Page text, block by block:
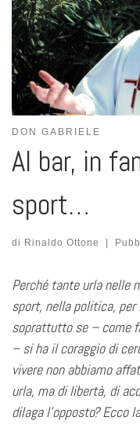
DON GABRIELE
Al bar, in
sport…
di Rinaldo Ottone
Perché tante urla nelle
sport, nella politica, per
soprattutto se – come
– si ha il coraggio di
vivere non abbiamo
urla, ma di libertà, di
dilaga l’opposto? Ecco